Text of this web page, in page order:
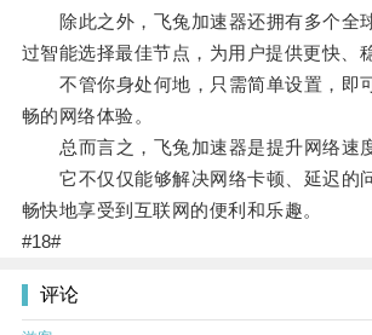
除此之外，飞兔加速器还拥有多个全
过智能选择最佳节点，为用户提供更快、
不管你身处何地，只需简单设置，即
畅的网络体验。
总而言之，飞兔加速器是提升网络速度
它不仅仅能够解决网络卡顿、延迟的
畅快地享受到互联网的便利和乐趣。
#18#
评论